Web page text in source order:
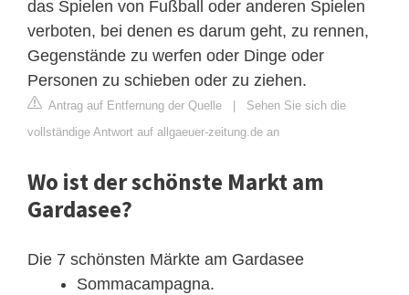
das Spielen von Fußball oder anderen Spielen
verboten, bei denen es darum geht, zu rennen,
Gegenstände zu werfen oder Dinge oder
Personen zu schieben oder zu ziehen.
Antrag auf Entfernung der Quelle | Sehen Sie sich die
vollständige Antwort auf allgaeuer-zeitung.de an
Wo ist der schönste Markt am
Gardasee?
Die 7 schönsten Märkte am Gardasee
Sommacampagna.